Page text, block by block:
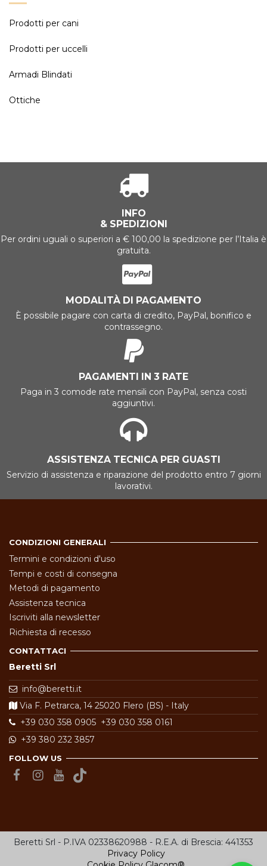
Prodotti per cani
Prodotti per uccelli
Armadi Blindati
Ottiche
INFO
& SPEDIZIONI
Per ordini uguali o superiori a € 100,00 la spedizione per l’Italia è
gratuita.
MODALITÀ DI PAGAMENTO
È possibile pagare con carta di credito, PayPal, bonifico e
contrassegno.
PAGAMENTI IN 3 RATE
Paga in 3 comode rate mensili con PayPal, senza costi
aggiuntivi.
ASSISTENZA TECNICA PER GUASTI
Servizio di assistenza e riparazione del prodotto entro 7 giorni
lavorativi.
CONDIZIONI GENERALI
Termini e condizioni d'uso
Tempi e costi di consegna
Metodi di pagamento
Assistenza tecnica
Iscriviti alla newsletter
Richiesta di recesso
CONTATTACI
Beretti Srl
info@beretti.it
Via F. Petrarca, 14 25020 Flero (BS) - Italy
+39 030 358 0905 +39 030 358 0161
+39 380 232 3857
FOLLOW US
Beretti Srl - P.IVA 02338620988 - R.E.A. di Brescia: 441353
Privacy Policy